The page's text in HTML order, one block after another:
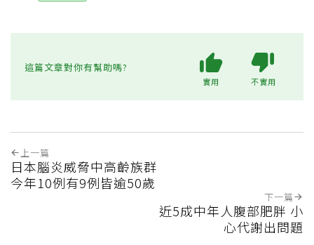
這篇文章對你有幫助嗎?
實用 不實用
上一篇
日本腦炎威脅中高齡族群
今年10例有9例皆逾50歲
下一篇
近5成中年人腹部肥胖 小
心代謝出問題